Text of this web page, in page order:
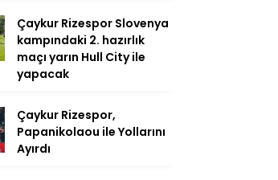
Çaykur Rizespor Slovenya
kampındaki 2. hazırlık
maçı yarın Hull City ile
yapacak
Çaykur Rizespor,
Papanikolaou ile Yollarını
Ayırdı